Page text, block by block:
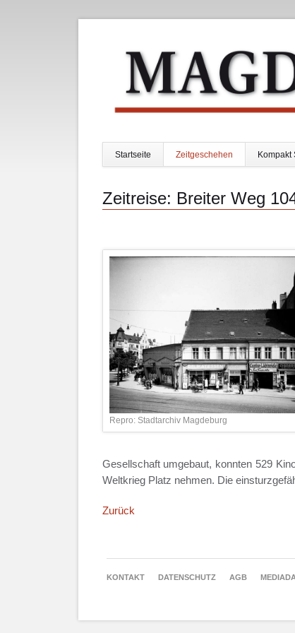
Startseite Zeitgeschehen Kompakt
Zeitreise: Breiter Weg
Repro: Stadtarchiv Magdeburg
Gesellschaft umgebaut, konnten 529
Weltkrieg Platz nehmen. Die
Zurück
NAVIGATION
KONTAKT DATENSCHUTZ AGB